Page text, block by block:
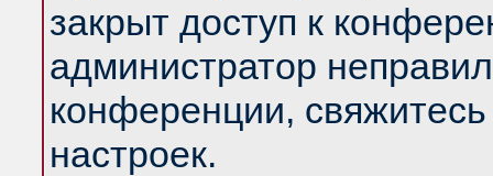
закрыт доступ к
администратор
конференции,
настроек.